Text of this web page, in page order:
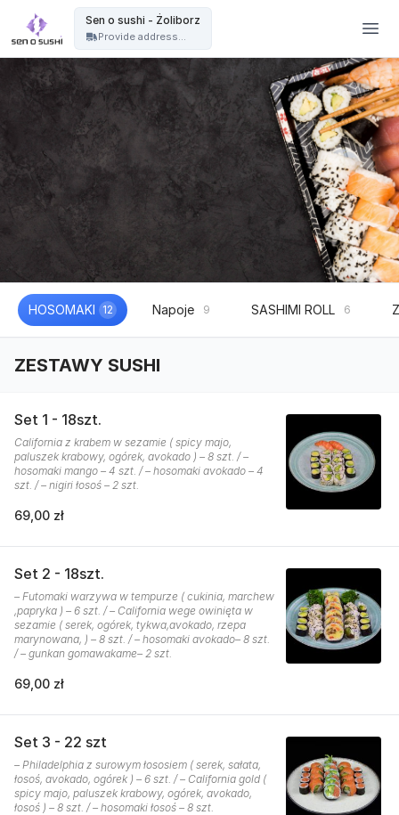
Sen o sushi - Żoliborz
Provide address...
HOSOMAKI 12 Napoje 9 SASHIMI ROLL 6
ZESTAWY SUSHI
Set 1 - 18szt.
California z krabem w sezamie ( spicy majo,
paluszek krabowy, ogórek, avokado ) – 8 szt. / –
hosomaki mango – 4 szt. / – hosomaki avokado – 4
szt. / – nigiri łosoś – 2 szt.
69,00 zł
Set 2 - 18szt.
– Futomaki warzywa w tempurze ( cukinia, marchew
,papryka ) – 6 szt. / – California wege owinięta w
sezamie ( serek, ogórek, tykwa,avokado, rzepa
marynowana, ) – 8 szt. / – hosomaki avokado– 8 szt.
/ – gunkan gomawakame– 2 szt.
69,00 zł
Set 3 - 22 szt
– Philadelphia z surowym łososiem ( serek, sałata,
łosoś, avokado, ogórek ) – 6 szt. / – California gold (
spicy majo, paluszek krabowy, ogórek, avokado,
łosoś ) – 8 szt. / – hosomaki łosoś – 8 szt.